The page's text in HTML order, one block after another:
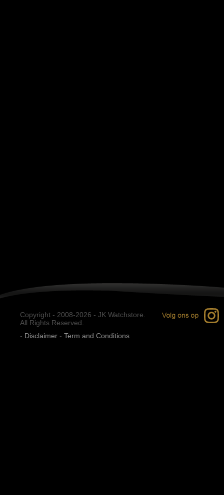
Copyright - 2008-2026 - JK Watchstore.
All Rights Reserved.
- Disclaimer - Term and Conditions